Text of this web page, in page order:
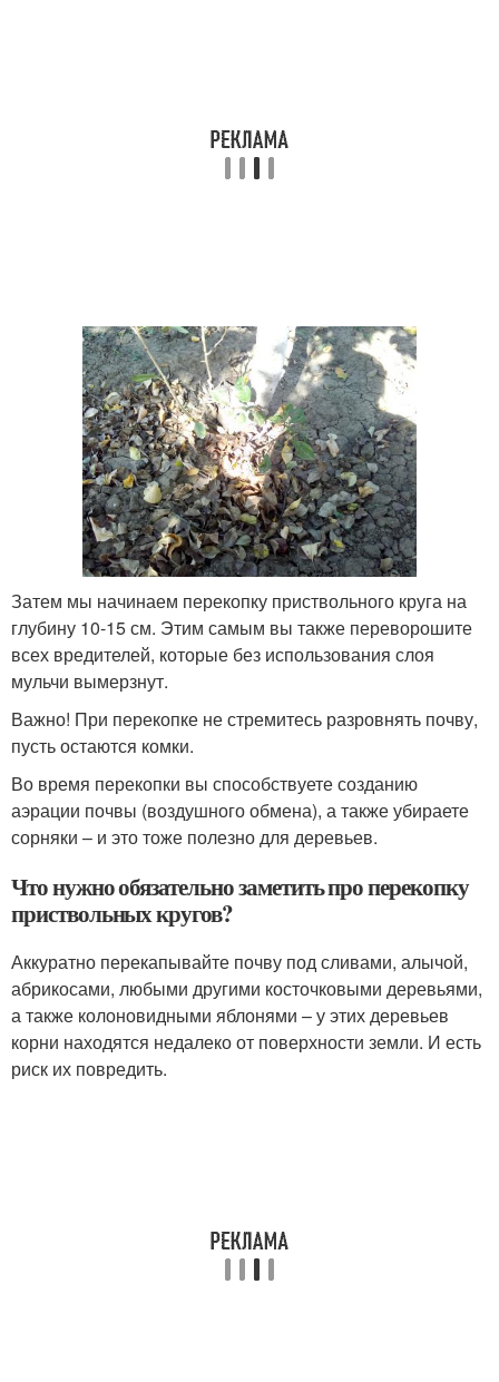
Затем мы начинаем перекопку приствольного круга на
глубину 10-15 см. Этим самым вы также переворошите
всех вредителей, которые без использования слоя
мульчи вымерзнут.
Важно! При перекопке не стремитесь разровнять почву,
пусть остаются комки.
Во время перекопки вы способствуете созданию
аэрации почвы (воздушного обмена), а также убираете
сорняки – и это тоже полезно для деревьев.
Что нужно обязательно заметить про перекопку
приствольных кругов?
Аккуратно перекапывайте почву под сливами, алычой,
абрикосами, любыми другими косточковыми деревьями,
а также колоновидными яблонями – у этих деревьев
корни находятся недалеко от поверхности земли. И есть
риск их повредить.